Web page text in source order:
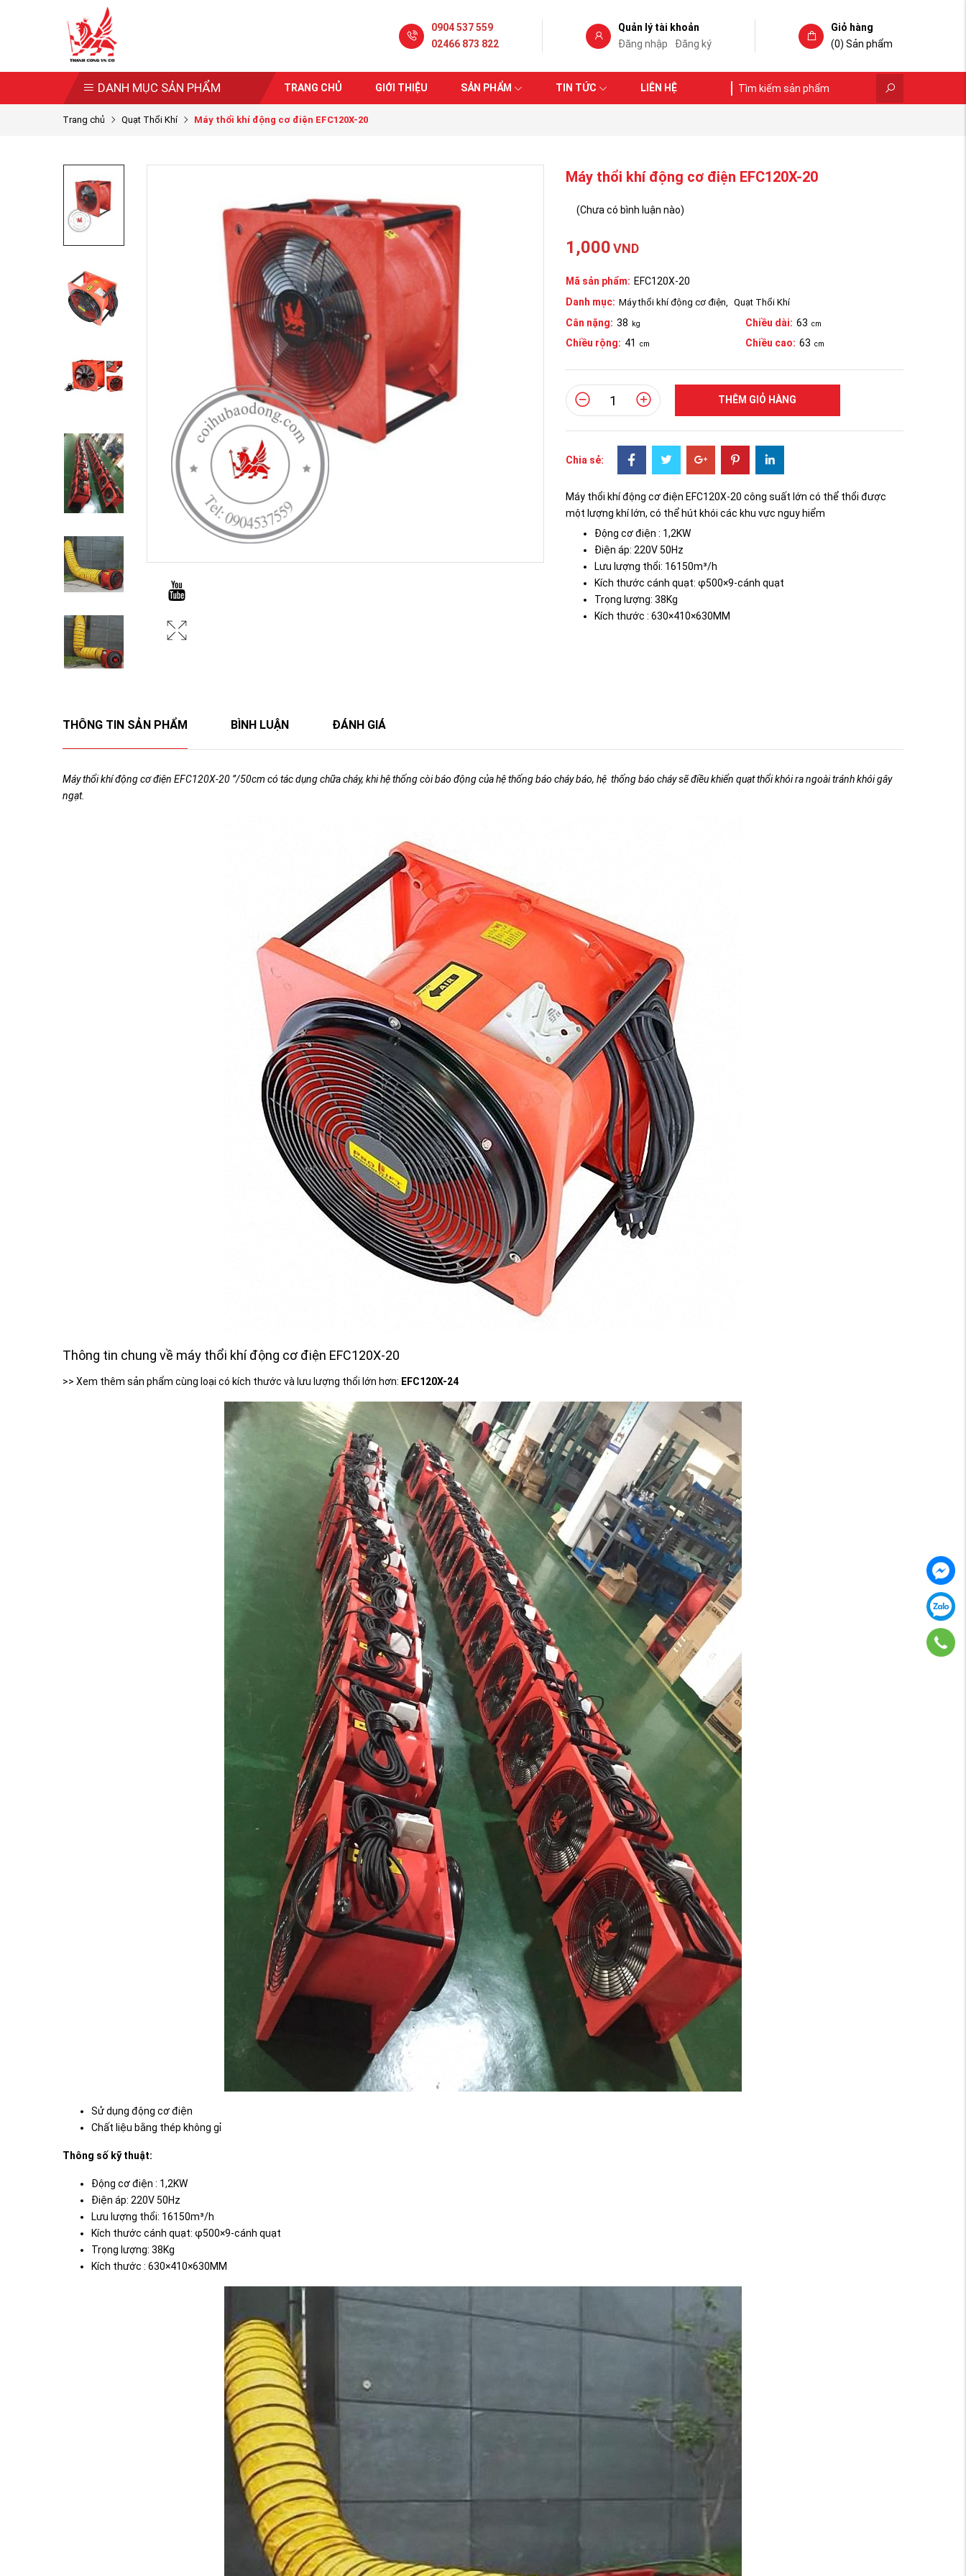
0904 537 559
02466 873 822
Quản lý tài khoản
Đăng nhập
Đăng ký
Giỏ hàng
(0) Sản phẩm
DANH MỤC SẢN PHẨM TRANG CHỦ GIỚI THIỆU SẢN PHẨM TIN TỨC LIÊN HỆ
Trang chủ Quạt Thổi Khí Máy thổi khí động cơ điện EFC120X-20
Máy thổi khí động cơ điện EFC120X-20
(Chưa có bình luận nào)
1,000VND
Mã sản phẩm: EFC120X-20
Danh mục: Máy thổi khí động cơ điện, Quạt Thổi Khí
Cân nặng: 38 kg Chiều dài: 63 cm
Chiều rộng: 41 cm Chiều cao: 63 cm
THÊM GIỎ HÀNG
Chia sẻ:
Máy thổi khí động cơ điện EFC120X-20 công suất lớn có thể thổi được
một lượng khí lớn, có thể hút khói các khu vực nguy hiểm
Động cơ điện : 1,2KW
Điện áp: 220V 50Hz
Lưu lượng thổi: 16150m³/h
Kích thước cánh quạt: φ500×9-cánh quạt
Trọng lượng: 38Kg
Kích thước : 630×410×630MM
THÔNG TIN SẢN PHẨM BÌNH LUẬN ĐÁNH GIÁ
Máy thổi khí động cơ điện EFC120X-20 ”/50cm có tác dụng chữa cháy, khi hệ thống còi báo động của hệ thống báo cháy báo, hệ thống báo cháy sẽ điều khiển quạt thổi khói ra ngoài tránh khói gây
ngạt.
Thông tin chung về máy thổi khí động cơ điện EFC120X-20
>> Xem thêm sản phẩm cùng loại có kích thước và lưu lượng thổi lớn hơn: EFC120X-24
Sử dụng động cơ điện
Chất liệu bằng thép không gỉ
Thông số kỹ thuật:
Động cơ điện : 1,2KW
Điện áp: 220V 50Hz
Lưu lượng thổi: 16150m³/h
Kích thước cánh quạt: φ500×9-cánh quạt
Trọng lượng: 38Kg
Kích thước : 630×410×630MM